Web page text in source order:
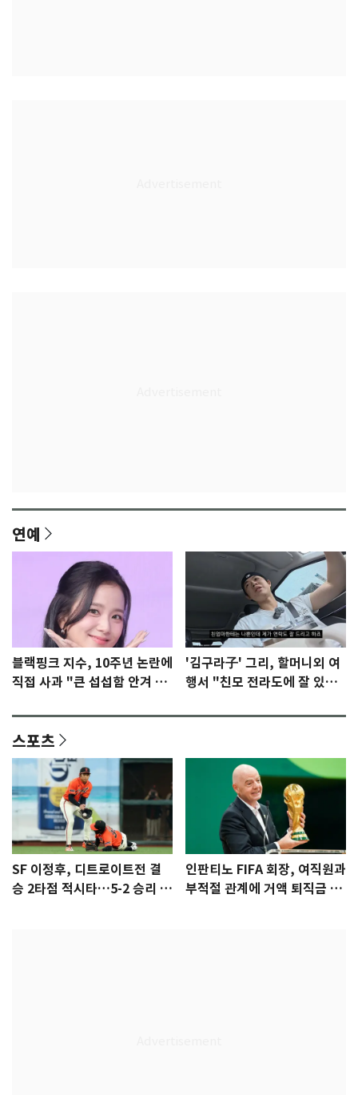
연예
블랙핑크 지수, 10주년 논란에
직접 사과 "큰 섭섭함 안겨 미
'김구라子' 그리, 할머니외 여
행서 "친모 전라도에 잘 있
스포츠
SF 이정후, 디트로이트전 결
승 2타점 적시타…5-2 승리 견
인판티노 FIFA 회장, 여직원과
부적절 관계에 거액 퇴직금 지